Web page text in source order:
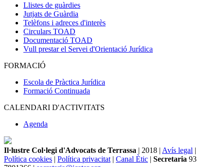
Llistes de guàrdies
Jutjats de Guàrdia
Telèfons i adreces d'interès
Circulars TOAD
Documentació TOAD
Vull prestar el Servei d'Orientació Jurídica
FORMACIÓ
Escola de Pràctica Jurídica
Formació Continuada
CALENDARI D'ACTIVITATS
Agenda
Il·lustre Col·legi d'Advocats de Terrassa | 2018 | Avís legal |
Política cookies | Política privacitat | Canal Ètic | Secretaria 93